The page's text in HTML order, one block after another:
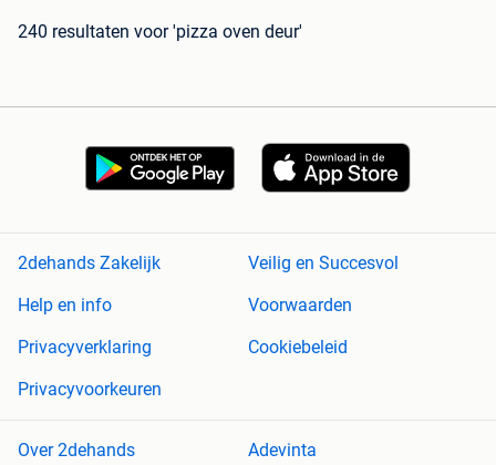
240 resultaten voor 'pizza oven deur'
2dehands Zakelijk
Veilig en Succesvol
Help en info
Voorwaarden
Privacyverklaring
Cookiebeleid
Privacyvoorkeuren
Over 2dehands Adevinta